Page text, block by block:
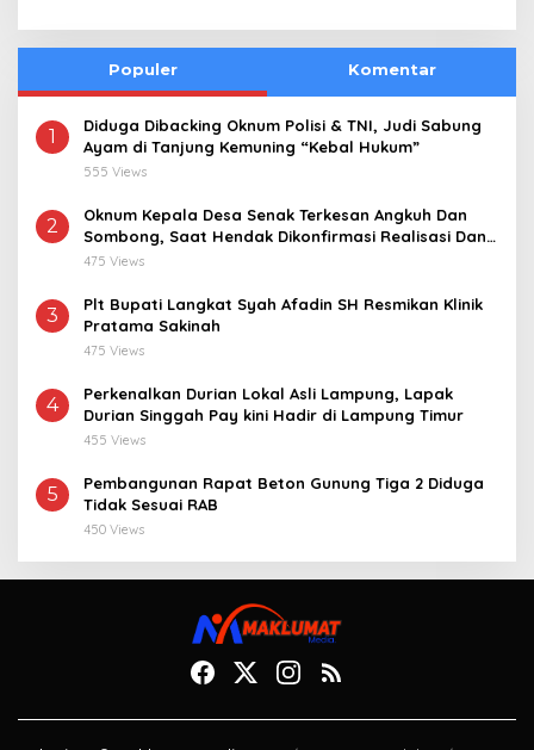
Populer Komentar
1
Diduga Dibacking Oknum Polisi & TNI, Judi Sabung
Ayam di Tanjung Kemuning “Kebal Hukum”
555 Views
2
Oknum Kepala Desa Senak Terkesan Angkuh Dan
Sombong, Saat Hendak Dikonfirmasi Realisasi Dana
Desa 2021-2024
475 Views
3
Plt Bupati Langkat Syah Afadin SH Resmikan Klinik
Pratama Sakinah
475 Views
4
Perkenalkan Durian Lokal Asli Lampung, Lapak
Durian Singgah Pay kini Hadir di Lampung Timur
455 Views
5
Pembangunan Rapat Beton Gunung Tiga 2 Diduga
Tidak Sesuai RAB
450 Views